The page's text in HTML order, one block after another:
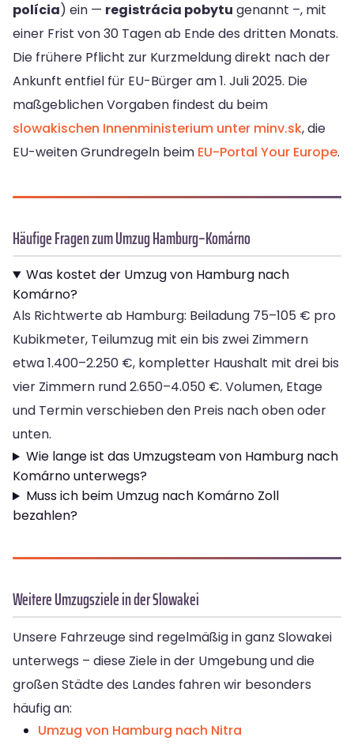
polícia) ein — registrácia pobytu genannt –, mit
einer Frist von 30 Tagen ab Ende des dritten Monats.
Die frühere Pflicht zur Kurzmeldung direkt nach der
Ankunft entfiel für EU-Bürger am 1. Juli 2025. Die
maßgeblichen Vorgaben findest du beim
slowakischen Innenministerium unter minv.sk, die
EU-weiten Grundregeln beim EU-Portal Your Europe.
Häufige Fragen zum Umzug Hamburg–Komárno
Was kostet der Umzug von Hamburg nach
Komárno?
Als Richtwerte ab Hamburg: Beiladung 75–105 € pro
Kubikmeter, Teilumzug mit ein bis zwei Zimmern
etwa 1.400–2.250 €, kompletter Haushalt mit drei bis
vier Zimmern rund 2.650–4.050 €. Volumen, Etage
und Termin verschieben den Preis nach oben oder
unten.
Wie lange ist das Umzugsteam von Hamburg nach
Komárno unterwegs?
Muss ich beim Umzug nach Komárno Zoll
bezahlen?
Weitere Umzugsziele in der Slowakei
Unsere Fahrzeuge sind regelmäßig in ganz Slowakei
unterwegs – diese Ziele in der Umgebung und die
großen Städte des Landes fahren wir besonders
häufig an:
Umzug von Hamburg nach Nitra